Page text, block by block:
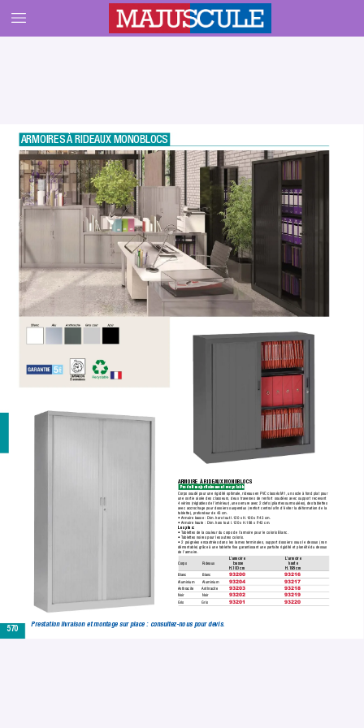
570
ARMOIRES À RIDEAUX MONOBLOCS
ARMOIRE À RIDEAUX MONOBLOCS
Produit majoritairement recyclable.
Corps soudé pour une rigidité optimale, rideaux en PVC classés M1, un socle à fond plat pour
une sortie aisée des classeurs, deux traverses de renfort soudées avec support recevant
4 vérins (réglables de l’intérieur), une serrure avec 2 clefs (pliantes surmoulées), des tablettes
avec accrochage pour dossiers suspendus (renfort central aﬁn d’éviter la déformation de la
tablette), profondeur de 43 cm.
• Armoire basse : Dim. hors tout l.120 x H.100 x P.43 cm.
• Armoire haute : Dim. hors tout l.120 x H.198 x P.43 cm.
Les plus :
• Tablettes de la couleur du corps de l’armoire pour le coloris Blanc.
• Tablettes noires pour les autres coloris.
• 2 poignées encastrées dans les lames terminales, support dossiers sous le dessus (non
démontable) grâce à une tablette ﬁxe garantissant une parfaite rigidité et planéité du dessus
de l’armoire.
Corps Rideaux
L’armoire
basse
H.100 cm
L’armoire
haute
H.198 cm
Blanc
Blanc 93200 93216
Aluminium Aluminium 93204 93217
Anthracite Anthracite 93203 93218
Noir Noir 93202 93219
Gris Gris 93201 93220
Prestation livraison et montage sur place : consultez-nous pour devis.